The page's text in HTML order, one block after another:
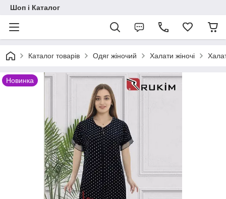
Шоп і Каталог
Каталог товарів Одяг жіночий Халати жіночі
Новинка